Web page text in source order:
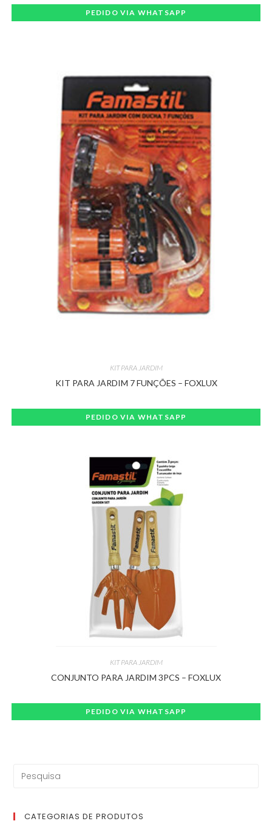
PEDIDO VIA WHATSAPP
KIT PARA JARDIM
KIT PARA JARDIM 7 FUNÇÕES – FOXLUX
PEDIDO VIA WHATSAPP
KIT PARA JARDIM
CONJUNTO PARA JARDIM 3PCS – FOXLUX
PEDIDO VIA WHATSAPP
CATEGORIAS DE PRODUTOS